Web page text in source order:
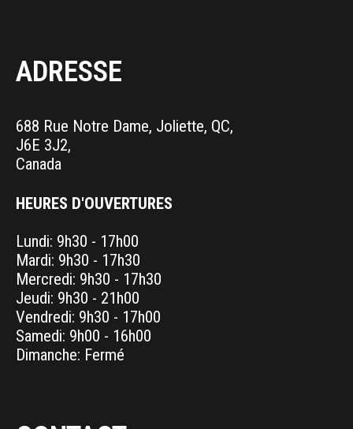
ADRESSE
688 Rue Notre Dame, Joliette, QC,
J6E 3J2,
Canada
HEURES D'OUVERTURES
Lundi: 9h30 - 17h00
Mardi: 9h30 - 17h30
Mercredi: 9h30 - 17h30
Jeudi: 9h30 - 21h00
Vendredi: 9h30 - 17h00
Samedi: 9h00 - 16h00
Dimanche: Fermé